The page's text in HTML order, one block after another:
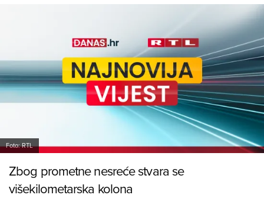
Foto: RTL
Zbog prometne nesreće stvara se
višekilometarska kolona